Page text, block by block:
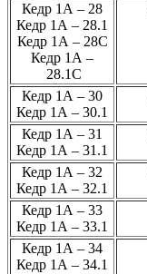
Кедр 1А – 28
Кедр 1А – 28.1
Кедр 1А – 28С
Кедр 1А –
28.1С
Кедр 1А – 30
Кедр 1А – 30.1
Кедр 1А – 31
Кедр 1А – 31.1
Кедр 1А – 32
Кедр 1А – 32.1
Кедр 1А – 33
Кедр 1А – 33.1
Кедр 1А – 34
Кедр 1А – 34.1